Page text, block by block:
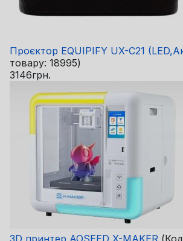
Проєктор EQUIPIFY UX-C21
товару: 18995)
3146грн.
3D принтер AOSEED X-MAKER